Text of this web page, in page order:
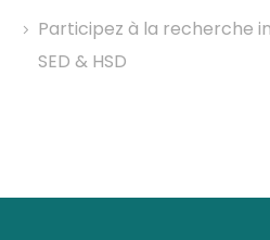
Participez à la recherche
SED & HSD